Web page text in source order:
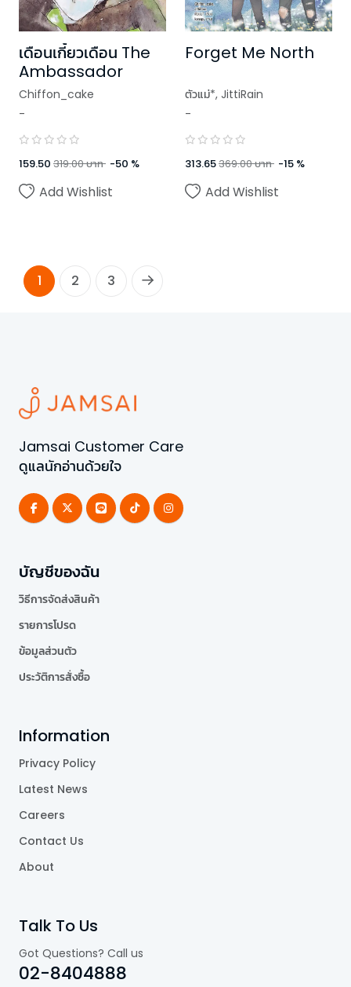
เดือนเกี้ยวเดือน The
Ambassador
Chiffon_cake
-
159.50 319.00บาท -50 %
Add Wishlist
Forget Me North
ตัวแม่*, JittiRain
,
-
313.65369.00บาท -15 %
Add Wishlist
1 2 3
Jamsai Customer Care
ดูแลนักอ่านด้วยใจ
บัญชีของฉัน
วิธีการจัดส่งสินค้า
รายการโปรด
ข้อมูลส่วนตัว
ประวัติการสั่งซื้อ
Information
Privacy Policy
Latest News
Careers
Contact Us
About
Talk To Us
Got Questions? Call us
02-8404888